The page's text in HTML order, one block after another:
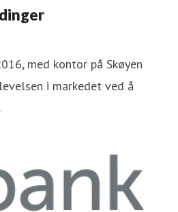
med kontor på Skøyen
i markedet ved å